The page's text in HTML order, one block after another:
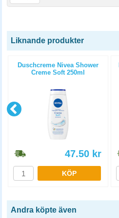
Liknande produkter
Duschcreme Nivea Shower
Creme Soft 250ml
47.50 kr
KÖP
Andra köpte även